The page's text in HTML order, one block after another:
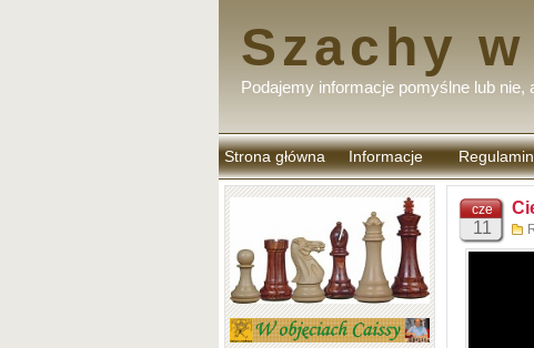
Szachy
Podajemy informacje pomyślne lub nie,
Strona główna Informacje Regulamin
cze
11